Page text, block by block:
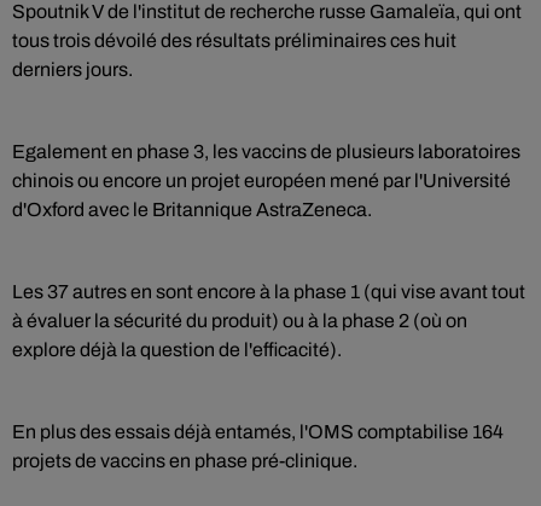
Spoutnik V de l'institut de recherche russe Gamaleïa, qui ont
tous trois dévoilé des résultats préliminaires ces huit
derniers jours.
Egalement en phase 3, les vaccins de plusieurs laboratoires
chinois ou encore un projet européen mené par l'Université
d'Oxford avec le Britannique AstraZeneca.
Les 37 autres en sont encore à la phase 1 (qui vise avant tout
à évaluer la sécurité du produit) ou à la phase 2 (où on
explore déjà la question de l'efficacité).
En plus des essais déjà entamés, l'OMS comptabilise 164
projets de vaccins en phase pré-clinique.